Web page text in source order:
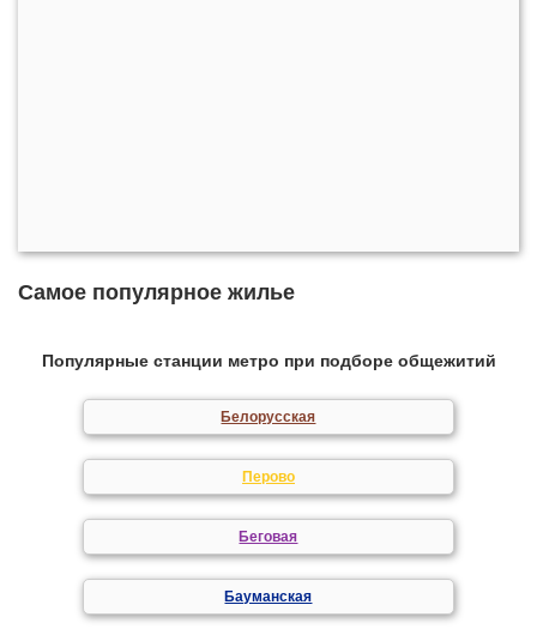
Самое популярное жилье
Популярные станции метро при подборе общежитий
Белорусская
Перово
Беговая
Бауманская